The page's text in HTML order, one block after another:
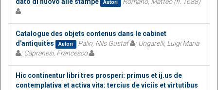
Autori
Catalogue des objets contenus dans le cabinet
d'antiquitès
Autori Palin, Nils Gustaf
; Ungarelli, Luigi Maria
; Capranesi, Francesco
Hic continentur libri tres prosperi: primus et ij.us de
contemplativa et activa vita: tercius de viciis et virtutibus